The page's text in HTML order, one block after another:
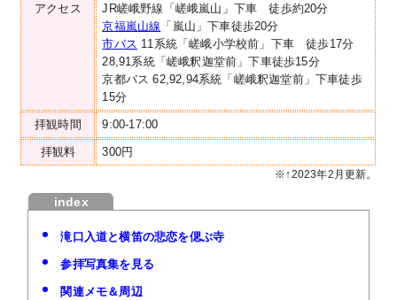
アクセス
JR嵯峨野線「嵯峨嵐山」下車 徒歩約20分
京福嵐山線 「嵐山」下車徒歩20分
市バス 11系統「嵯峨小学校前」下車 徒歩17分
28,91系統「嵯峨釈迦堂前」下車徒歩15分
京都バス 62,92,94系統「嵯峨釈迦堂前」下車徒歩
15分
拝観時間 9:00-17:00
拝観料 300円
※↑2023年2月更新。
滝口入道と横笛の悲恋を偲ぶ寺
参拝写真集を見る
関連メモ＆周辺